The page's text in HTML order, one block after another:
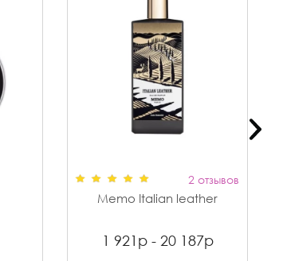
2 отзывов
Memo Italian leather
1 921р - 20 187р